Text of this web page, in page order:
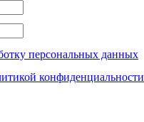
персональных данных
конфиденциальности